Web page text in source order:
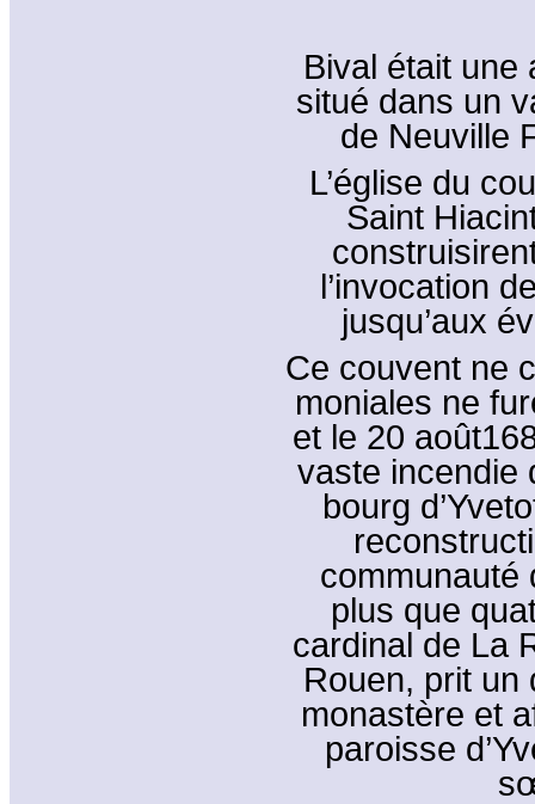
Bival était une
situé dans un
de Neuville
L’église du
Saint
l’invocation
jusqu’aux
Ce couvent ne
moniales ne
et le 20
vaste incendie
bourg
communauté
plus que
cardinal de La
Rouen, prit un
monastère et
paroisse